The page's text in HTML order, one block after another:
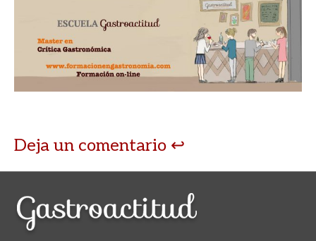
Deja un comentario